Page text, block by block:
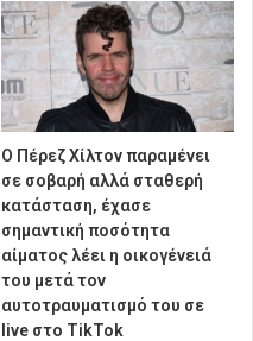
Ο Πέρεζ Χίλτον παραμένει
σε σοβαρή αλλά σταθερή
κατάσταση, έχασε
σημαντική ποσότητα
αίματος λέει η οικογένειά
του μετά τον
αυτοτραυματισμό του σε
live στο TikTok